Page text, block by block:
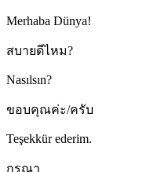
Merhaba Dünya!
สบายดีไหม?
Nasılsın?
ขอบคุณค่ะ/ครับ
Teşekkür ederim.
กรุณา